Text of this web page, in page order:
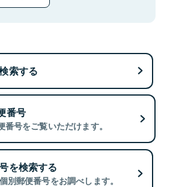
索する
番号
号をご覧いただけます。
を検索する
別郵便番号をお調べします。